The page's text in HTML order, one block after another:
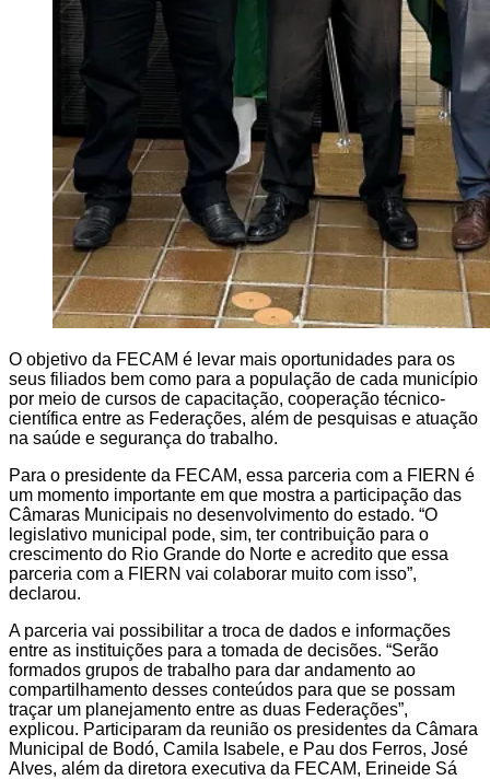
O objetivo da FECAM é levar mais oportunidades para os
seus filiados bem como para a população de cada município
por meio de cursos de capacitação, cooperação técnico-
científica entre as Federações, além de pesquisas e atuação
na saúde e segurança do trabalho.
Para o presidente da FECAM, essa parceria com a FIERN é
um momento importante em que mostra a participação das
Câmaras Municipais no desenvolvimento do estado. “O
legislativo municipal pode, sim, ter contribuição para o
crescimento do Rio Grande do Norte e acredito que essa
parceria com a FIERN vai colaborar muito com isso”,
declarou.
A parceria vai possibilitar a troca de dados e informações
entre as instituições para a tomada de decisões. “Serão
formados grupos de trabalho para dar andamento ao
compartilhamento desses conteúdos para que se possam
traçar um planejamento entre as duas Federações”,
explicou. Participaram da reunião os presidentes da Câmara
Municipal de Bodó, Camila Isabele, e Pau dos Ferros, José
Alves, além da diretora executiva da FECAM, Erineide Sá